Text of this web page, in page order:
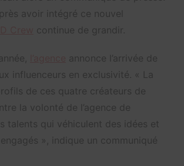
avoir intégré ce nouvel
continue de grandir.
annonce l’arrivée de
influenceurs en exclusivité. « La
de ces quatre créateurs de
la volonté de l’agence de
talents qui véhiculent des idées et
», indique un communiqué